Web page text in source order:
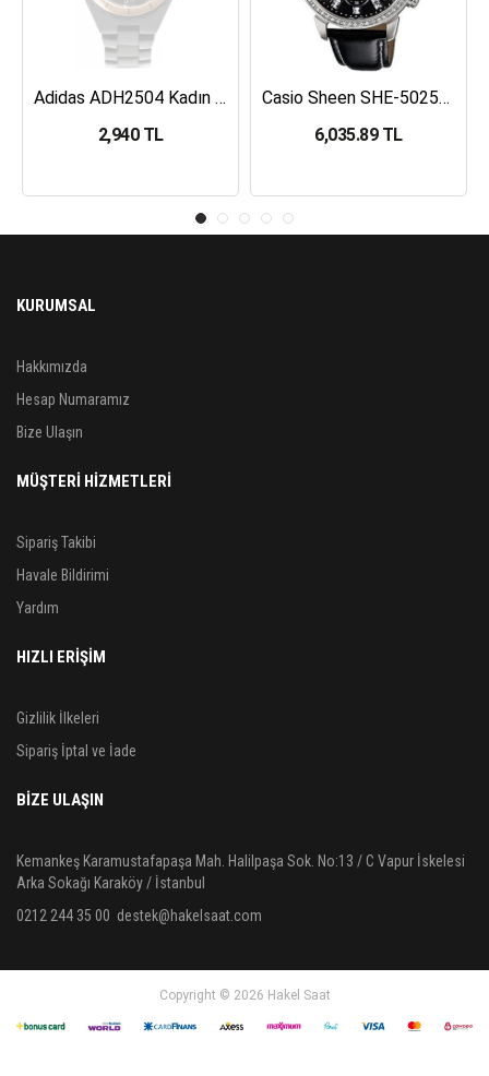
Adidas ADH2504 Kadın Kol Saati
2,940 TL
Casio Sheen SHE-5025BL-1ADR Kadın Kol Saati
6,035.89 TL
KURUMSAL
Hakkımızda
Hesap Numaramız
Bize Ulaşın
MÜŞTERİ HİZMETLERİ
Sipariş Takibi
Havale Bildirimi
Yardım
HIZLI ERİŞİM
Gizlilik İlkeleri
Sipariş İptal ve İade
BIZE ULAŞIN
Kemankeş Karamustafapaşa Mah. Halilpaşa Sok. No:13 / C Vapur İskelesi
Arka Sokağı Karaköy / İstanbul
0212 244 35 00 destek@hakelsaat.com
Copyright © 2026 Hakel Saat